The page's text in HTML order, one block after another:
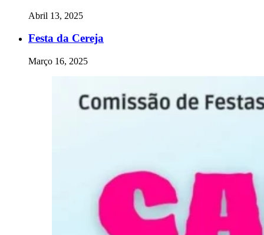
Abril 13, 2025
Festa da Cereja
Março 16, 2025